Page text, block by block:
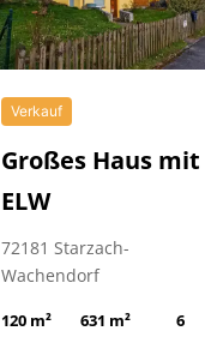
Verkauf
Großes Haus mit
ELW
72181 Starzach-
Wachendorf
120 m²
631 m²
6